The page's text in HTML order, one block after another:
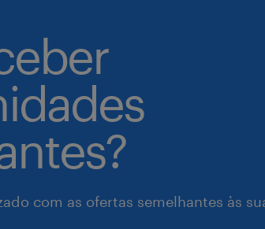
com as ofertas semelhantes às